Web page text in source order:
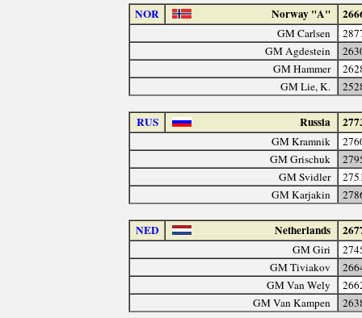
NOR Norway "A"
GM Carlsen
GM Agdestein
GM Hammer
GM Lie, K.
RUS Russia
GM Kramnik
GM Grischuk
GM Svidler
GM Karjakin
NED Netherlands
GM Giri
GM Tiviakov
GM Van Wely
GM Van Kampen